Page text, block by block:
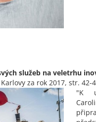
služeb na veletrhu
za rok 2017, str. 42-
"K